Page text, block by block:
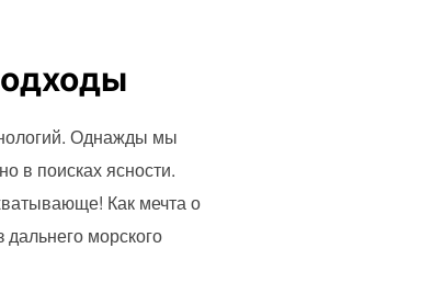
Однажды мы
в поисках ясности.
Как мечта о
морского